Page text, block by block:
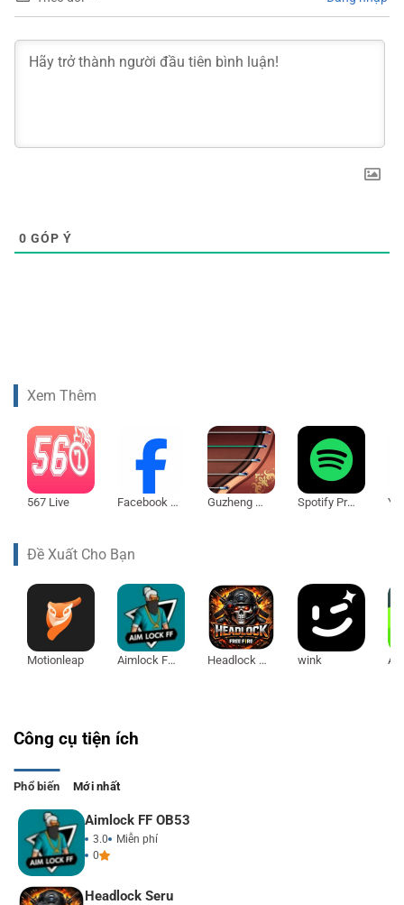
0 GÓP Ý
Xem Thêm
567 Live Facebook Lite Guzheng Master Spotify Premium
Đề Xuất Cho Bạn
Motionleap Aimlock FF OB53 Headlock Seru wink
Công cụ tiện ích
Phổ biến Mới nhất
Aimlock FF OB53
3.0
Miễn phí
0
Headlock Seru